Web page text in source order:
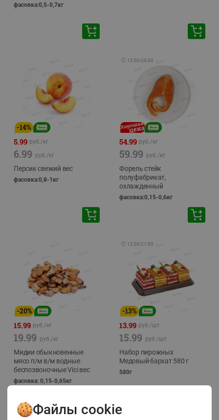
фасовка:0,5-0,7кг
-14%
5.99 руб./кг
6.99 руб./кг
Персик свежий вес
фасовка:0,8-1кг
🕘 12:00-20:00
54.99 руб./кг
59.99 руб./кг
Форель стейк
полуфабрикат,
охлажденный
фасовка:0,15-0,6кг
-20%
15.99 руб./кг
19.99 руб./кг
Мидии обыкновенные
мясо п/м в/м водные
беспозвоночные Vici вес
фасовка: 0,15-0,65кг
🕘 12:00-21:00
-13%
13.99 руб./шт
15.99 руб./шт
Набор пирожных
Медовый бархат 580 г
580г
Файлы cookie